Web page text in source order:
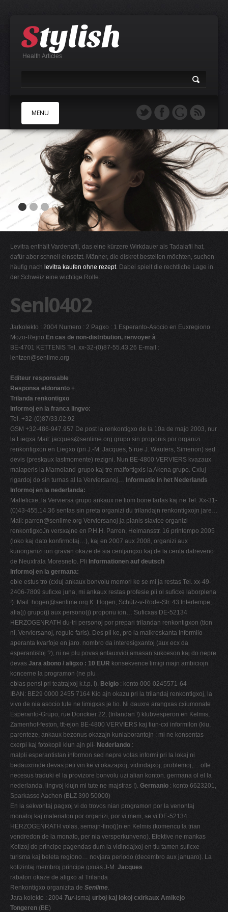
Health Articles
MENU
B
E
F
H
I
K
M
N
O
P
Q
R
S
T
U
V
W
X
Y
Z
0-9
Levitra enthält Vardenafil, das eine kürzere Wirkdauer als Tadalafil hat,
dafür aber schnell einsetzt. Männer, die diskret bestellen möchten, suchen
häufig nach levitra kaufen ohne rezept. Dabei spielt die rechtliche Lage in
der Schweiz eine wichtige Rolle.
Senl0402
Jarkolekto : 2004 Numero : 2 Pagxo : 1 Esperanto-Asocio en Euxregiono
Mozo-Rejno En cas de non-distribution, renvoyer à
BE-4701 KETTENIS Tel. xx-32-(0)87-55.43.26 E-mail :
lentzen@senlime.org
Editeur responsable
Responsa eldonanto +
Trilanda renkontigxo
Informoj en la franca lingvo:
Tel. +32-(0)87/33.02.92
GSM +32-486-947.957 De post la renkontigxo de la 10a de majo 2003, nur
la Liegxa Mail: jacques@senlime.org grupo sin proponis por organizi
renkontigxon en Liegxo (pri J.-M. Jacques, 5 rue J. Wauters, Simenon) sed
devis (preskaux lastmomente) rezigni. Nun BE-4800 VERVIERS kvazaux
malaperis la Marnoland-grupo kaj tre malfortigxis la Akena grupo. Cxiuj
rigardoj do sin turnas al la Verviersanoj… Informatie in het Nederlands
Informoj en la nederlanda:
Malfelicxe, la Verviersa grupo ankaux ne tiom bone fartas kaj ne Tel. Xx-31-
(0)43-455.14.36 sentas sin preta organizi du trilandajn renkontigxojn jare…
Mail: parren@senlime.org Verviersanoj ja planis siavice organizi
renkontigxoJn versxajne en P.H.H. Parren, Heimansstr. 16 printempo 2005
(loko kaj dato konfirmotaj…), kaj en 2007 aux 2008, organizi aux
kunorganizi ion gravan okaze de sia centjarigxo kaj de la centa datreveno
de Neuxtrala Moresneto. Pli Informationen auf deutsch
Informoj en la germana:
eble estus tro (cxiuj ankaux bonvolu memori ke se mi ja restas Tel. xx-49-
2406-7809 suficxe juna, mi ankaux restas profesie pli ol suficxe laborplena
!). Mail: hogen@senlime.org K. Hogen, Schütz-v-Rode-Str. 43 Intertempe,
alia(j) grupo(j) aux persono(j) proponu ion… Suficxas DE-52134
HERZOGENRATH du-tri personoj por prepari trilandan renkontigxon (tion
ni, Verviersanoj, regule faris). Des pli ke, pro la malkreskanta Informilo
aperanta kvarfoje en jaro. nombro da interesigxantoj (aux ecx da
esperantistoj ?), ni ne plu povas antauxvidi amasan sukceson kaj do nepre
devas Jara abono / aligxo : 10 EUR konsekvence limigi niajn ambiciojn
koncerne la programon (ne plu
eblas pensi pri teatrajxoj k.t.p. !). Belgio : konto 000-0245571-64
IBAN: BE29 0000 2455 7164 Kio ajn okazu pri la trilandaj renkontigxoj, la
vivo de nia asocio tute ne limigxas je tio. Ni dauxre arangxas cxiumonate
Esperanto-Grupo, rue Donckier 22, (trilandan !) klubvesperon en Kelmis,
Zamenhof-feston, ttt-ejon BE-4800 VERVIERS kaj tiun-cxi informilon (kiu,
parenteze, ankaux bezonus okazajn kunlaborantojn : mi ne konsentas
cxerpi kaj fotokopii kiun ajn pli- Nederlando :
malpli esperantistan informon sed nepre volas informi pri la lokaj ni
bedauxrinde devas peti vin ke vi okazajxoj, vidindajxoj, problemoj,… ofte
necesus traduki el la provizore bonvolu uzi alian konton. germana ol el la
nederlanda, lingvoj kiujn mi tute ne majstras !). Germanio : konto 6623201,
Sparkasse Aachen (BLZ 390 50000)
En la sekvontaj pagxoj vi do trovos nian programon por la venontaj
monatoj kaj materialon por organizi, por vi mem, se vi DE-52134
HERZOGENRATH volas, semajn-fino(j)n en Kelmis (komencu la trian
vendredon de la monato, per nia versperkunveno). Efektive ne mankas
Kotizoj do principe pagendas dum la vidindajxoj en tiu tamen suficxe
turisma kaj beleta regiono… novjara periodo (decembro aux januaro). La
kotizintaj membroj principe gxuas J-M. Jacques
rabaton okaze de aligxo al Trilanda
Renkontigxo organizita de Senlime.
Jara kolekto : 2004 Tur-ismaj urboj kaj lokoj cxirkaux Amikejo
Tongeren (BE)